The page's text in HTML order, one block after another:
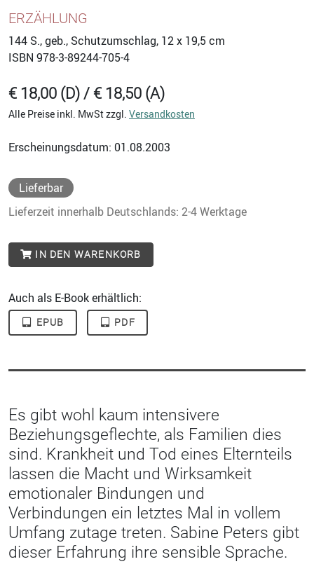
ERZÄHLUNG
144 S., geb., Schutzumschlag, 12 x 19,5 cm
ISBN 978-3-89244-705-4
€ 18,00 (D) / € 18,50 (A)
Alle Preise inkl. MwSt zzgl. Versandkosten
Erscheinungsdatum: 01.08.2003
Lieferbar
Lieferzeit innerhalb Deutschlands: 2-4 Werktage
IN DEN WARENKORB
Auch als E-Book erhältlich:
EPUB PDF
Es gibt wohl kaum intensivere
Beziehungsgeflechte, als Familien dies
sind. Krankheit und Tod eines Elternteils
lassen die Macht und Wirksamkeit
emotionaler Bindungen und
Verbindungen ein letztes Mal in vollem
Umfang zutage treten. Sabine Peters gibt
dieser Erfahrung ihre sensible Sprache.